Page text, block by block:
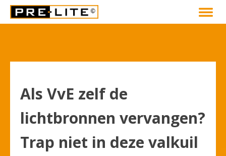
Als VvE zelf de
lichtbronnen vervangen?
Trap niet in deze valkuil